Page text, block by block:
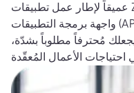
عميقاً لإطار عمل تطبيقات Zendesk (ZAF) وأفضل ممارسات
واجهة برمجة التطبيقات (API). يُشير اجتياز هذا الاختبار المُتحدّي
مُحترفاً مطلوباً بشدّة،